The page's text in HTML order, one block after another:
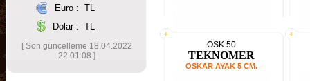
Euro : TL
Dolar : TL
[ Son güncelleme 18.04.2022
22:01:08 ]
OSK.50
TEKNOMER
OSKAR AYAK 5 CM.